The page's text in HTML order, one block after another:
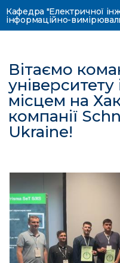
Кафедра "Електричної
інформаційно-
Вітаємо
місцем на
компанії
Ukraine!